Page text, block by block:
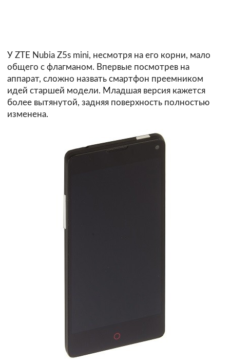
У ZTE Nubia Z5s mini, несмотря на его корни, мало
общего с флагманом. Впервые посмотрев на
аппарат, сложно назвать смартфон преемником
идей старшей модели. Младшая версия кажется
более вытянутой, задняя поверхность полностью
изменена.